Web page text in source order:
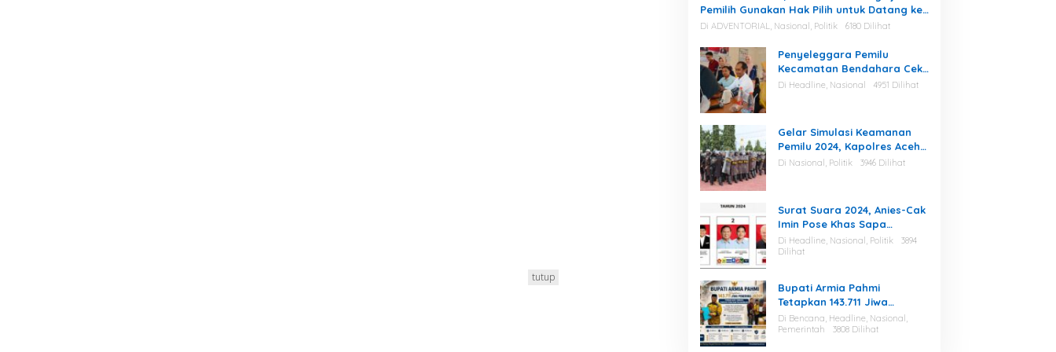
Pemilih Gunakan Hak Pilih untuk Datang ke
TPS
Di ADVENTORIAL, Nasional, Politik 6180 Dilihat
Penyeleggara Pemilu
Kecamatan Bendahara Cek
Kesehatan Massal, Ketua
Di Headline, Nasional 4951 Dilihat
Gelar Simulasi Keamanan
Pemilu 2024, Kapolres Aceh
Tamiang : Selama Proses,
Di Nasional, Politik 3946 Dilihat
Surat Suara 2024, Anies-Cak
Imin Pose Khas Sapa
Indonesia, Ini Maknanya
Di Headline, Nasional, Politik
3894
Dilihat
Bupati Armia Pahmi
Tetapkan 143.711 Jiwa
Penerima Jadup, Pemkab
Aceh Tamiang Percepat
Di Bencana, Headline, Nasional,
Pemerintah
3808 Dilihat
tutup